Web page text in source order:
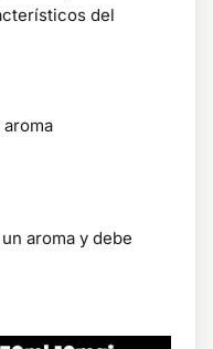
del
aroma y debe